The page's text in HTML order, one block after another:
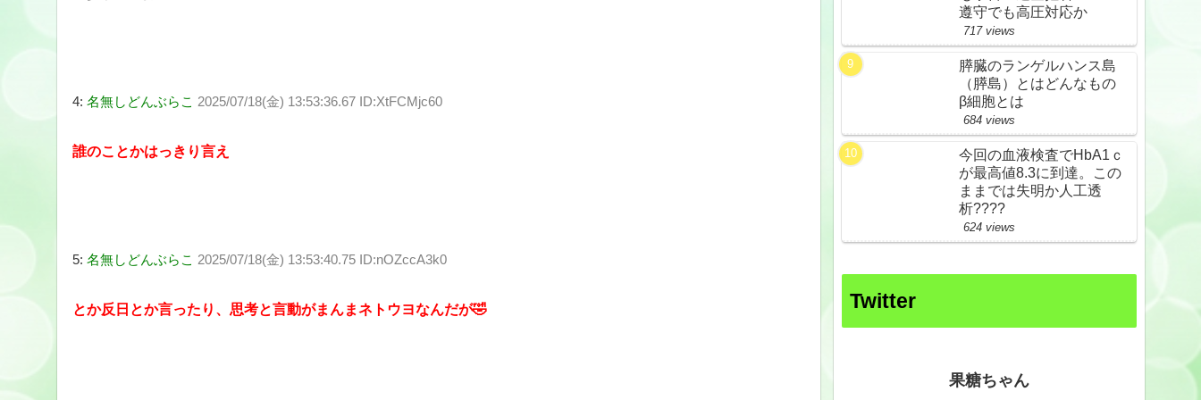
4: 名無しどんぶらこ 2025/07/18(金) 13:53:36.67 ID:XtFCMjc60
誰のことかはっきり言え
5: 名無しどんぶらこ 2025/07/18(金) 13:53:40.75 ID:nOZccA3k0
とか反日とか言ったり、思考と言動がまんまネトウヨなんだが🤣
遵守でも高圧対応か
717 views
膵臓のランゲルハンス島
（膵島）とはどんなもの
β細胞とは
684 views
今回の血液検査でHbA1ｃ
が最高値8.3に到達。この
ままでは失明か人工透
析????
624 views
Twitter
果糖ちゃん